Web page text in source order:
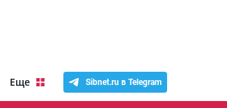
Еще Sibnet.ru в Telegram